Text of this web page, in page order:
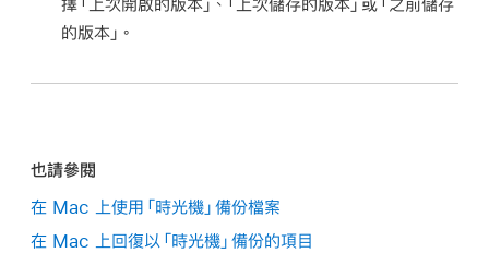
的版本」。
也請參閱
在 Mac 上使用「時光機」備份檔案
在 Mac 上回復以「時光機」備份的項目